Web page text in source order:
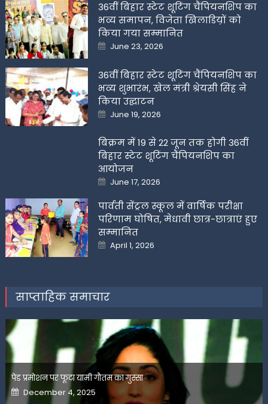
36वीं बिहार स्टेट शूटिंग चैंपियनशिप का
भव्य समापन, विजेता खिलाडिय़ों को
किया गया सम्मानित
Posted
on
June 23, 2026
36वीं बिहार स्टेट शूटिंग चैंपियनशिप का
भव्य शुभारंभ, खेल मंत्री श्रेयसी सिंह ने
किया उद्घाटन
Posted
on
June 19, 2026
बिक्रम में 19 से 22 जून तक होगी 36वीं
बिहार स्टेट शूटिंग चैंपियनशिप का
आयोजन
Posted
on
June 17, 2026
पार्वती सेंट्रल स्कूल में वार्षिक परीक्षा
परिणाम घोषित, मेधावी छात्र-छात्राएं हुए
सम्मानित
Posted
on
April 1, 2026
साप्ताहिक समाचार
पेड प्रमोशन पर फूटा यामी गौतम का गुस्सा
Posted
on
December 4, 2025